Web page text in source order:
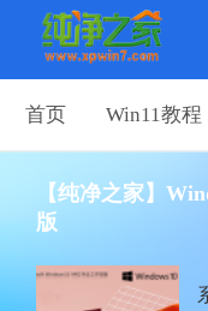
首页 Win11教程
【纯净之家】
版